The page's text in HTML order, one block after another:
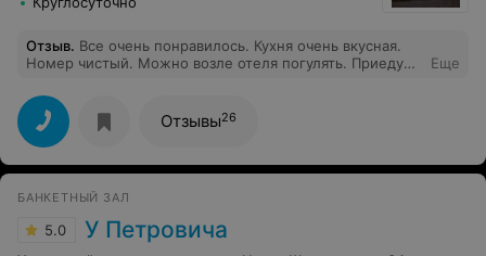
Отзыв. Все очень понравилось. Кухня очень вкусная.
Номер чистый. Можно возле отеля погулять. Приеду
Еще
Отзывы26
БАНКЕТНЫЙ ЗАЛ
5.0 У Петровича